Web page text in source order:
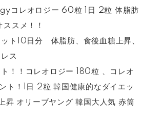
コレオロジー 60粒 1日 2粒 体脂肪
スメ！！
ト10日分 体脂肪、食後血糖上昇、
ス
！！コレオロジー 180粒 、コレオ
ト！1日 2粒 韓国健康的なダイエッ
昇 オリーブヤング 韓国大人気 赤筒